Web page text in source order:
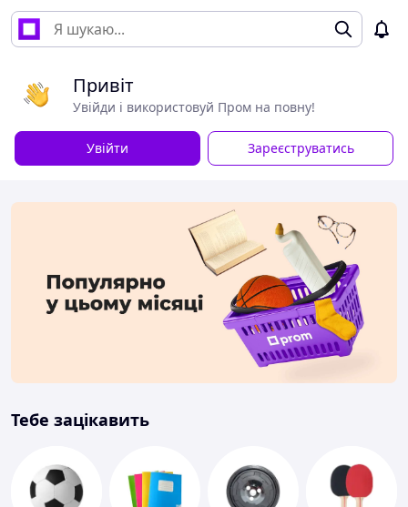
Привіт
Увійди і використовуй Пром на повну!
Увійти Зареєструватись
Тебе зацікавить